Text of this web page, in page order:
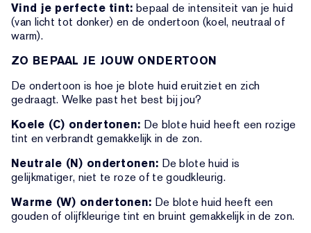
Vind je perfecte tint: bepaal de intensiteit van je huid
(van licht tot donker) en de ondertoon (koel, neutraal of
warm).
ZO BEPAAL JE JOUW ONDERTOON
De ondertoon is hoe je blote huid eruitziet en zich
gedraagt. Welke past het best bij jou?
Koele (C) ondertonen: De blote huid heeft een rozige
tint en verbrandt gemakkelijk in de zon.
Neutrale (N) ondertonen: De blote huid is
gelijkmatiger, niet te roze of te goudkleurig.
Warme (W) ondertonen: De blote huid heeft een
gouden of olijfkleurige tint en bruint gemakkelijk in de zon.